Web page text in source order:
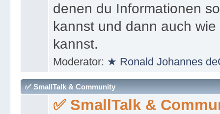
denen du Informationen
kannst und dann auch
kannst.
Moderator: ★ Ronald Johannes
✅ SmallTalk & Community
✅ SmallTalk &